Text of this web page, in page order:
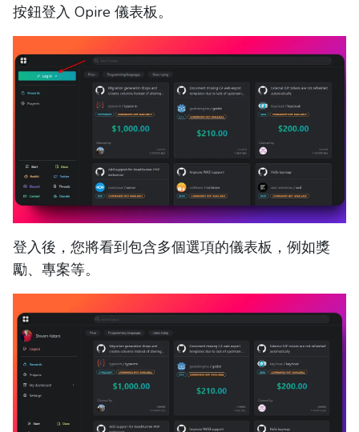
按鈕登入 Opire 儀表板。
登入後，您將看到包含多個選項的儀表板，例如獎
勵、專案等。